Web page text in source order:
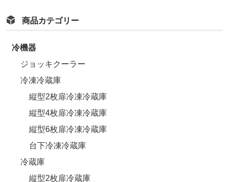
商品カテゴリー
冷機器
ジョッキクーラー
冷凍冷蔵庫
縦型2枚扉冷凍冷蔵庫
縦型4枚扉冷凍冷蔵庫
縦型6枚扉冷凍冷蔵庫
台下冷凍冷蔵庫
冷蔵庫
縦型2枚扉冷蔵庫